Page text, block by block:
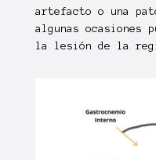
artefacto o una
algunas ocasiones
la lesión de la